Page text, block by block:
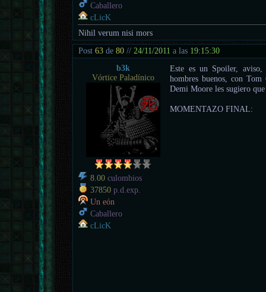
Caballero
cLicK
Nihil verum nisi mors
Post63 de80 // 24/11/2011 a las 19:15:30
b3k
Vórtice Paladínico
8.00 culombios
37850 p.d.exp.
Un eón
Caballero
cLicK
Este es un Spoiler,
hombres buenos, con
Demi Moore les sugiero
MOMENTAZO FINAL: